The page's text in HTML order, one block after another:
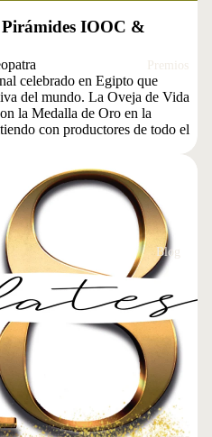
Premios
Blog
IOOC &
celebrado en Egipto que
del mundo. La Oveja de Vida
la Medalla de Oro en la
con productores de todo el